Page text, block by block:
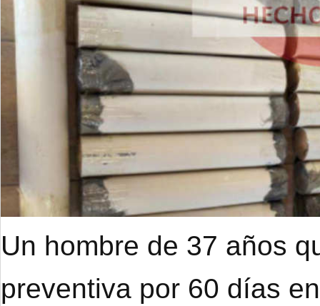
Un hombre de 37 años
preventiva por 60 días